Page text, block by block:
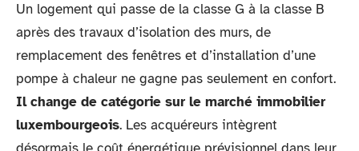
Un logement qui passe de la classe G à la classe B
après des travaux d’isolation des murs, de
remplacement des fenêtres et d’installation d’une
pompe à chaleur ne gagne pas seulement en confort.
Il change de catégorie sur le marché immobilier
luxembourgeois. Les acquéreurs intègrent